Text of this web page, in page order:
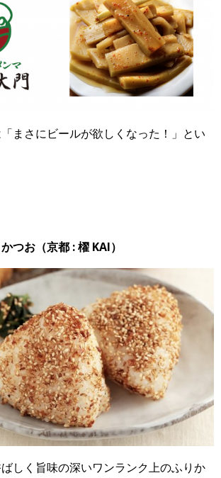
まさにビールが欲しくなった！」とい
つお（京都 : 櫂 KAI）
しく旨味の深いワンランク上のふりか